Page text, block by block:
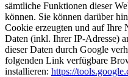
sämtliche Funktionen dieser
können. Sie können darüber
Cookie erzeugten und auf Ihre
Daten (inkl. Ihrer IP-Adresse)
dieser Daten durch Google
folgenden Link verfügbare
installieren: https://